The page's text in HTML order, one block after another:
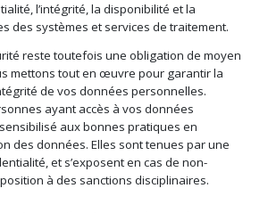
l’intégrité, la disponibilité et la
des systèmes et services de traitement.
reste toutefois une obligation de moyen
mettons tout en œuvre pour garantir la
de vos données personnelles.
ayant accès à vos données
aux bonnes pratiques en
des données. Elles sont tenues par une
et s’exposent en cas de non-
à des sanctions disciplinaires.